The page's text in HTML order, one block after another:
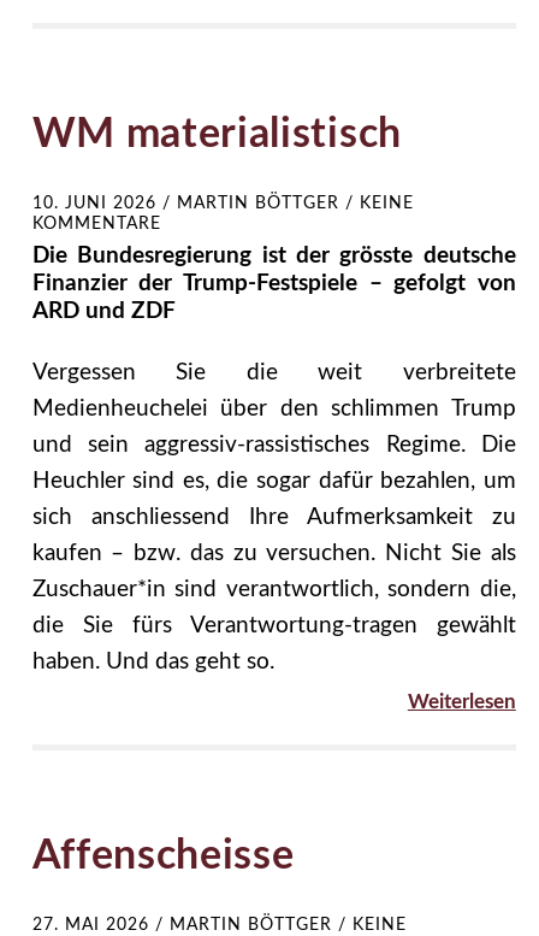
WM materialistisch
10. JUNI 2026 / MARTIN BÖTTGER / KEINE
KOMMENTARE
Die Bundesregierung ist der grösste deutsche
Finanzier der Trump-Festspiele – gefolgt von
ARD und ZDF
Vergessen Sie die weit verbreitete
Medienheuchelei über den schlimmen Trump
und sein aggressiv-rassistisches Regime. Die
Heuchler sind es, die sogar dafür bezahlen, um
sich anschliessend Ihre Aufmerksamkeit zu
kaufen – bzw. das zu versuchen. Nicht Sie als
Zuschauer*in sind verantwortlich, sondern die,
die Sie fürs Verantwortung-tragen gewählt
haben. Und das geht so.
Weiterlesen
Affenscheisse
27. MAI 2026 / MARTIN BÖTTGER /
KEINE